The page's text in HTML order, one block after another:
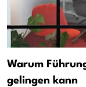
Warum
gelingen kann